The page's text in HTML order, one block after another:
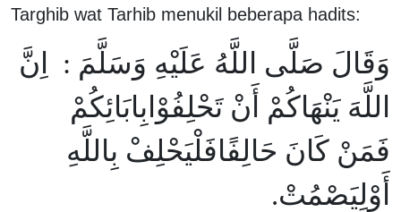
Targhib wat Tarhib menukil beberapa hadits:
وَقَالَ صَلَّى اللَّهُ عَلَيْهِ وَسَلَّمَ : اِنَّ
اللَّهَ يَنْهَاكُمْ أَنْ تَحْلِفُوْابِابَائِكُمْ
فَمَنْ كَانَ حَالِفًافَلْيَحْلِفْ بِاللَّهِ
أَوْلِيَصْمُتْ.